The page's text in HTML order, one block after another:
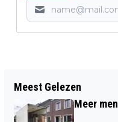
ONDERZOEK:
VAAKST VOOR
Meest Gelezen
Meer